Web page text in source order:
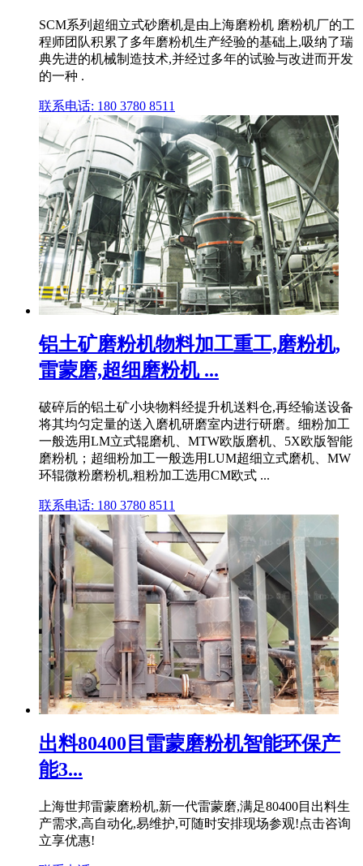
SCM系列超细立式砂磨机是由上海磨粉机 磨粉机厂的工
程师团队积累了多年磨粉机生产经验的基础上,吸纳了瑞
典先进的机械制造技术,并经过多年的试验与改进而开发
的一种 .
联系电话: 180 3780 8511
铝土矿磨粉机物料加工重工,磨粉机,
雷蒙磨,超细磨粉机 ...
破碎后的铝土矿小块物料经提升机送料仓,再经输送设备
将其均匀定量的送入磨机研磨室内进行研磨。细粉加工
一般选用LM立式辊磨机、MTW欧版磨机、5X欧版智能
磨粉机；超细粉加工一般选用LUM超细立式磨机、MW
环辊微粉磨粉机,粗粉加工选用CM欧式 ...
联系电话: 180 3780 8511
出料80400目雷蒙磨粉机智能环保产
能3...
上海世邦雷蒙磨粉机,新一代雷蒙磨,满足80400目出料生
产需求,高自动化,易维护,可随时安排现场参观!点击咨询
立享优惠!